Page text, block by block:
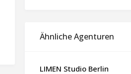
Ähnliche Agenturen
LIMEN Studio Berlin